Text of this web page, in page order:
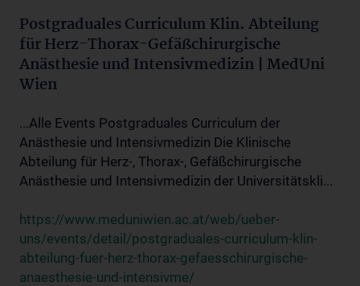
Postgraduales Curriculum Klin. Abteilung
für Herz-Thorax-Gefäßchirurgische
Anästhesie und Intensivmedizin | MedUni
Wien
...Alle Events Postgraduales Curriculum der
Anästhesie und Intensivmedizin Die Klinische
Abteilung für Herz-, Thorax-, Gefäßchirurgische
Anästhesie und Intensivmedizin der Universitätskli...
https://www.meduniwien.ac.at/web/ueber-
uns/events/detail/postgraduales-curriculum-klin-
abteilung-fuer-herz-thorax-gefaesschirurgische-
anaesthesie-und-intensivme/